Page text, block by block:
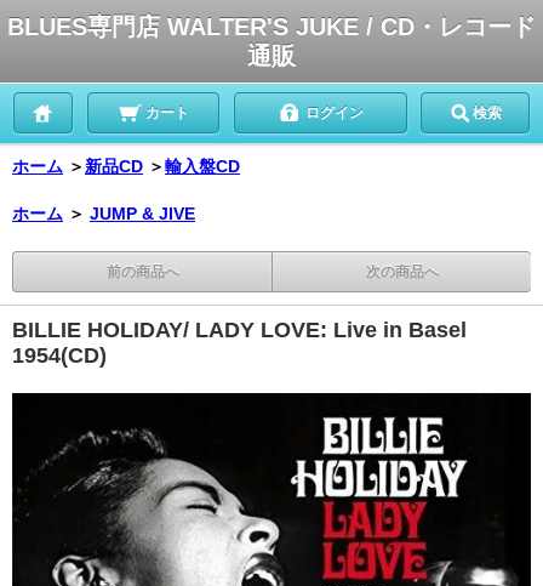
BLUES専門店 WALTER'S JUKE / CD・レコード
通販
カート ログイン 検索
ホーム ＞ 新品CD ＞輸入盤CD
ホーム ＞ JUMP & JIVE
前の商品へ 次の商品へ
BILLIE HOLIDAY/ LADY LOVE: Live in Basel
1954(CD)